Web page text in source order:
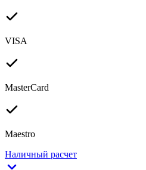
VISA
MasterCard
Maestro
Наличный расчет